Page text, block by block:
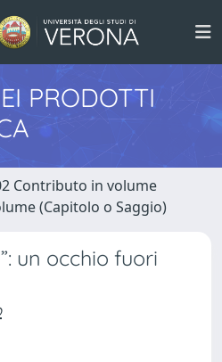
PRODOTTI
Contributo in volume
(Capitolo o Saggio)
un occhio fuori